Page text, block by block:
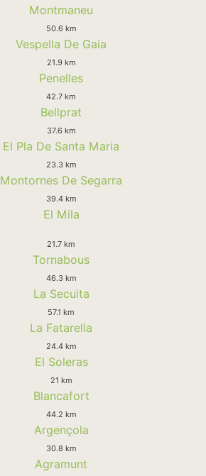
Montmaneu
50.6 km
Vespella De Gaia
21.9 km
Penelles
42.7 km
Bellprat
37.6 km
El Pla De Santa Maria
23.3 km
Montornes De Segarra
39.4 km
El Mila
21.7 km
Tornabous
46.3 km
La Secuita
57.1 km
La Fatarella
24.4 km
El Soleras
21 km
Blancafort
44.2 km
Argençola
30.8 km
Agramunt